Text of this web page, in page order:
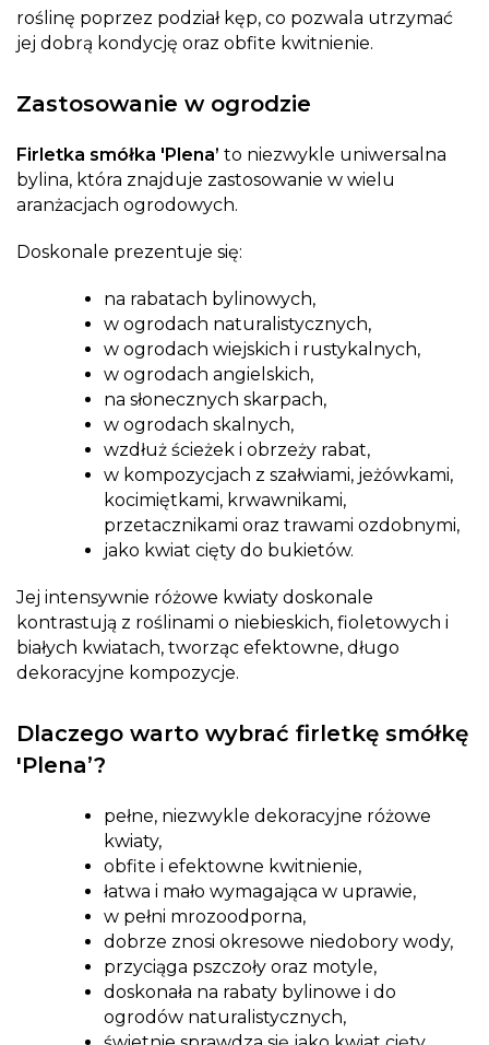
roślinę poprzez podział kęp, co pozwala utrzymać
jej dobrą kondycję oraz obfite kwitnienie.
Zastosowanie w ogrodzie
Firletka smółka 'Plena’ to niezwykle uniwersalna
bylina, która znajduje zastosowanie w wielu
aranżacjach ogrodowych.
Doskonale prezentuje się:
na rabatach bylinowych,
w ogrodach naturalistycznych,
w ogrodach wiejskich i rustykalnych,
w ogrodach angielskich,
na słonecznych skarpach,
w ogrodach skalnych,
wzdłuż ścieżek i obrzeży rabat,
w kompozycjach z szałwiami, jeżówkami,
kocimiętkami, krwawnikami,
przetacznikami oraz trawami ozdobnymi,
jako kwiat cięty do bukietów.
Jej intensywnie różowe kwiaty doskonale
kontrastują z roślinami o niebieskich, fioletowych i
białych kwiatach, tworząc efektowne, długo
dekoracyjne kompozycje.
Dlaczego warto wybrać firletkę smółkę
'Plena’?
pełne, niezwykle dekoracyjne różowe
kwiaty,
obfite i efektowne kwitnienie,
łatwa i mało wymagająca w uprawie,
w pełni mrozoodporna,
dobrze znosi okresowe niedobory wody,
przyciąga pszczoły oraz motyle,
doskonała na rabaty bylinowe i do
ogrodów naturalistycznych,